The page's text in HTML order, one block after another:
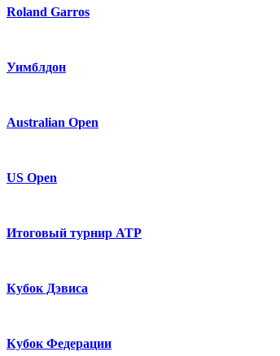
Roland Garros
Уимблдон
Australian Open
US Open
Итоговый турнир ATP
Кубок Дэвиса
Кубок Федерации